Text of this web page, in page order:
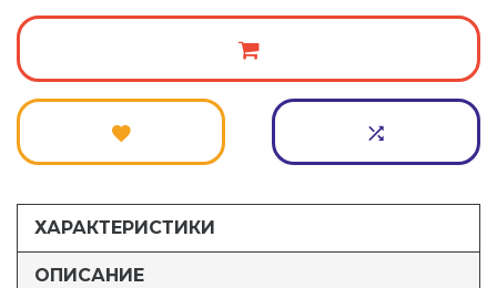
ХАРАКТЕРИСТИКИ
ОПИСАНИЕ